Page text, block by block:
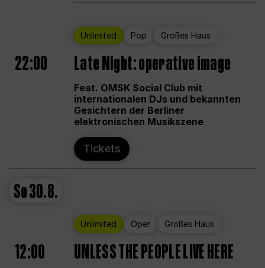
Unlimited Pop Großes Haus
22:00 Late Night: operative image
Feat. OMSK Social Club mit
internationalen DJs und bekannten
Gesichtern der Berliner
elektronischen Musikszene
Tickets
So30.8.
Unlimited Oper Großes Haus
12:00 UNLESS THE PEOPLE LIVE HERE